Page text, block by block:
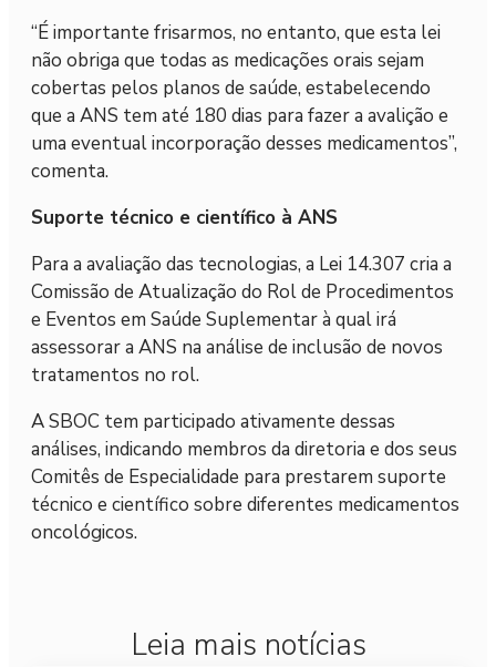
“É importante frisarmos, no entanto, que esta lei
não obriga que todas as medicações orais sejam
cobertas pelos planos de saúde, estabelecendo
que a ANS tem até 180 dias para fazer a avalição e
uma eventual incorporação desses medicamentos”,
comenta.
Suporte técnico e científico à ANS
Para a avaliação das tecnologias, a Lei 14.307 cria a
Comissão de Atualização do Rol de Procedimentos
e Eventos em Saúde Suplementar à qual irá
assessorar a ANS na análise de inclusão de novos
tratamentos no rol.
A SBOC tem participado ativamente dessas
análises, indicando membros da diretoria e dos seus
Comitês de Especialidade para prestarem suporte
técnico e científico sobre diferentes medicamentos
oncológicos.
Leia mais notícias